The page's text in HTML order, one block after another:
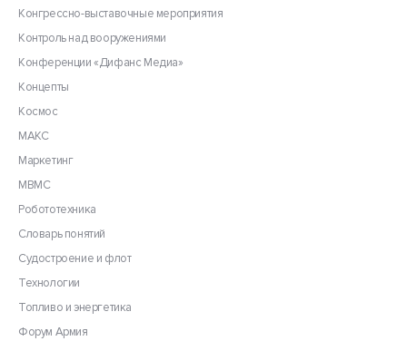
Конгрессно-выставочные мероприятия
Контроль над вооружениями
Конференции «Дифанс Медиа»
Концепты
Космос
МАКС
Маркетинг
МВМС
Робототехника
Словарь понятий
Судостроение и флот
Технологии
Топливо и энергетика
Форум Армия